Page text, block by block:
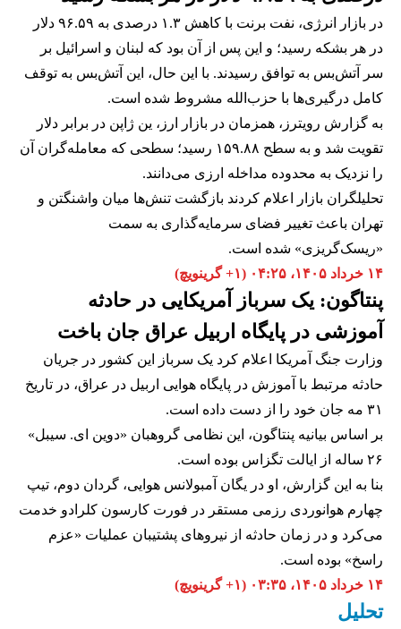
در بازار انرژی، نفت برنت با کاهش ۱.۳ درصدی به ۹۶.۵۹ دلار
در هر بشکه رسید؛ و این پس از آن بود که لبنان و اسرائیل بر
سر آتش‌بس به توافق رسیدند. با این حال، این آتش‌بس به توقف
کامل درگیری‌ها با حزب‌الله مشروط شده است.
به گزارش رویترز، همزمان در بازار ارز، ین ژاپن در برابر دلار
تقویت شد و به سطح ۱۵۹.۸۸ رسید؛ سطحی که معامله‌گران آن
را نزدیک به محدوده مداخله ارزی می‌دانند.
تحلیلگران بازار اعلام کردند بازگشت تنش‌ها میان واشنگتن و
تهران باعث تغییر فضای سرمایه‌گذاری به سمت
«ریسک‌گریزی» شده است.
۱۴ خرداد ۱۴۰۵، ۰۴:۲۵ (‎+۱ گرینویچ)
پنتاگون: یک سرباز آمریکایی در حادثه
آموزشی در پایگاه اربیل عراق جان باخت
وزارت جنگ آمریکا اعلام کرد یک سرباز این کشور در جریان
حادثه مرتبط با آموزش در پایگاه هوایی اربیل در عراق، در تاریخ
۳۱ مه جان خود را از دست داده است.
بر اساس بیانیه پنتاگون، این نظامی گروهبان «دوین ای. سیبل»
۲۶ ساله از ایالت تگزاس بوده است.
بنا به این گزارش، او در یگان آمبولانس هوایی، گردان دوم، تیپ
چهارم هوانوردی رزمی مستقر در فورت کارسون کلرادو خدمت
می‌کرد و در زمان حادثه از نیروهای پشتیبان عملیات «عزم
راسخ» بوده است.
۱۴ خرداد ۱۴۰۵، ۰۳:۳۵ (‎+۱ گرینویچ)
تحلیل